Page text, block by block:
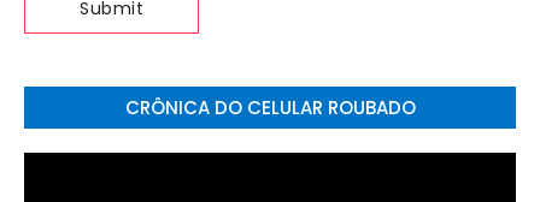
CRÔNICA DO CELULAR ROUBADO